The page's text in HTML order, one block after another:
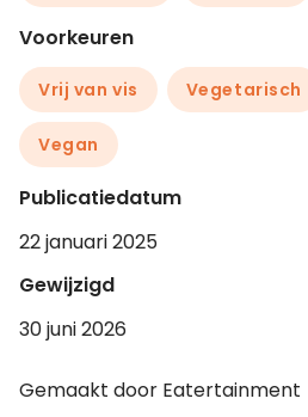
Voorkeuren
Vrij van vis Vegetarisch
Vegan
Publicatiedatum
22 januari 2025
Gewijzigd
30 juni 2026
Gemaakt door Eatertainment